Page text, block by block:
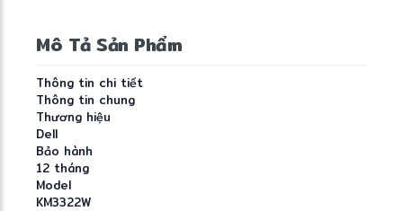
Mô Tả Sản Phẩm
Thông tin chi tiết
Thông tin chung
Thương hiệu
Dell
Bảo hành
12 tháng
Model
KM3322W